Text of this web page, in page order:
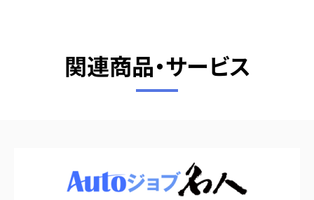
関連商品・サービス